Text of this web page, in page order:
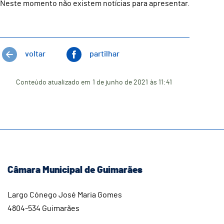
Neste momento não existem notícias para apresentar.
voltar partilhar
Conteúdo atualizado em 1 de junho de 2021 às 11:41
Câmara Municipal de Guimarães
Largo Cónego José Maria Gomes
4804-534 Guimarães